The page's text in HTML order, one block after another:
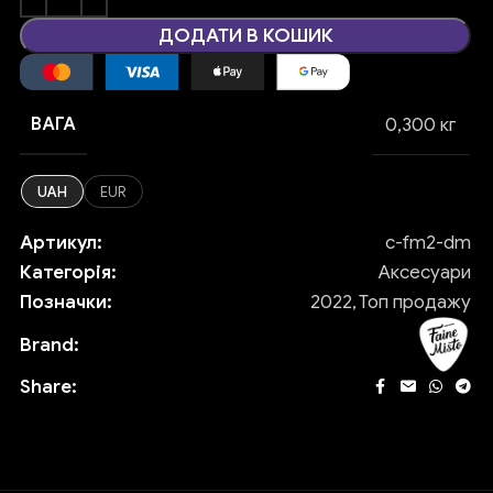
ДОДАТИ В КОШИК
ВАГА 0,300 кг
UAH EUR
Артикул:
c-fm2-dm
Категорія:
Аксесуари
Позначки:
2022,Топ продажу
Brand:
Share: